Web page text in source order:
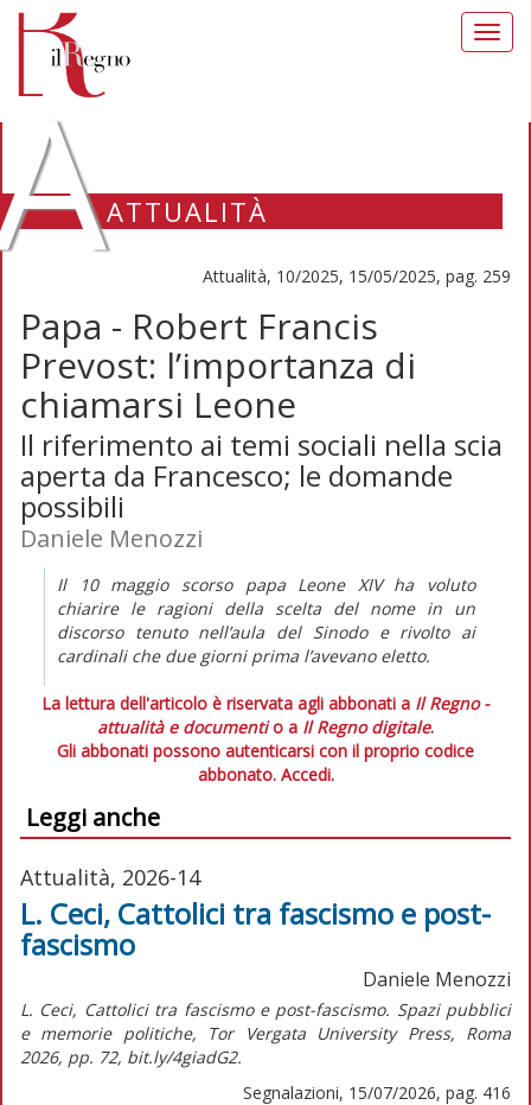
ATTUALITÀ
Attualità, 10/2025, 15/05/2025, pag. 259
Papa - Robert Francis
Prevost: l’importanza di
chiamarsi Leone
Il riferimento ai temi sociali nella scia
aperta da Francesco; le domande
possibili
Daniele Menozzi
Il 10 maggio scorso papa Leone XIV ha voluto
chiarire le ragioni della scelta del nome in un
discorso tenuto nell’aula del Sinodo e rivolto ai
cardinali che due giorni prima l’avevano eletto.
La lettura dell'articolo è riservata agli abbonati a Il Regno -
attualità e documentio a Il Regno digitale.
Gli abbonati possono autenticarsi con il proprio codice
abbonato. Accedi.
Leggi anche
Attualità, 2026-14
L. Ceci, Cattolici tra fascismo e post-
fascismo
Daniele Menozzi
L. Ceci, Cattolici tra fascismo e post-fascismo. Spazi pubblici
e memorie politiche, Tor Vergata University Press, Roma
2026, pp. 72, bit.ly/4giadG2.
Segnalazioni, 15/07/2026, pag. 416